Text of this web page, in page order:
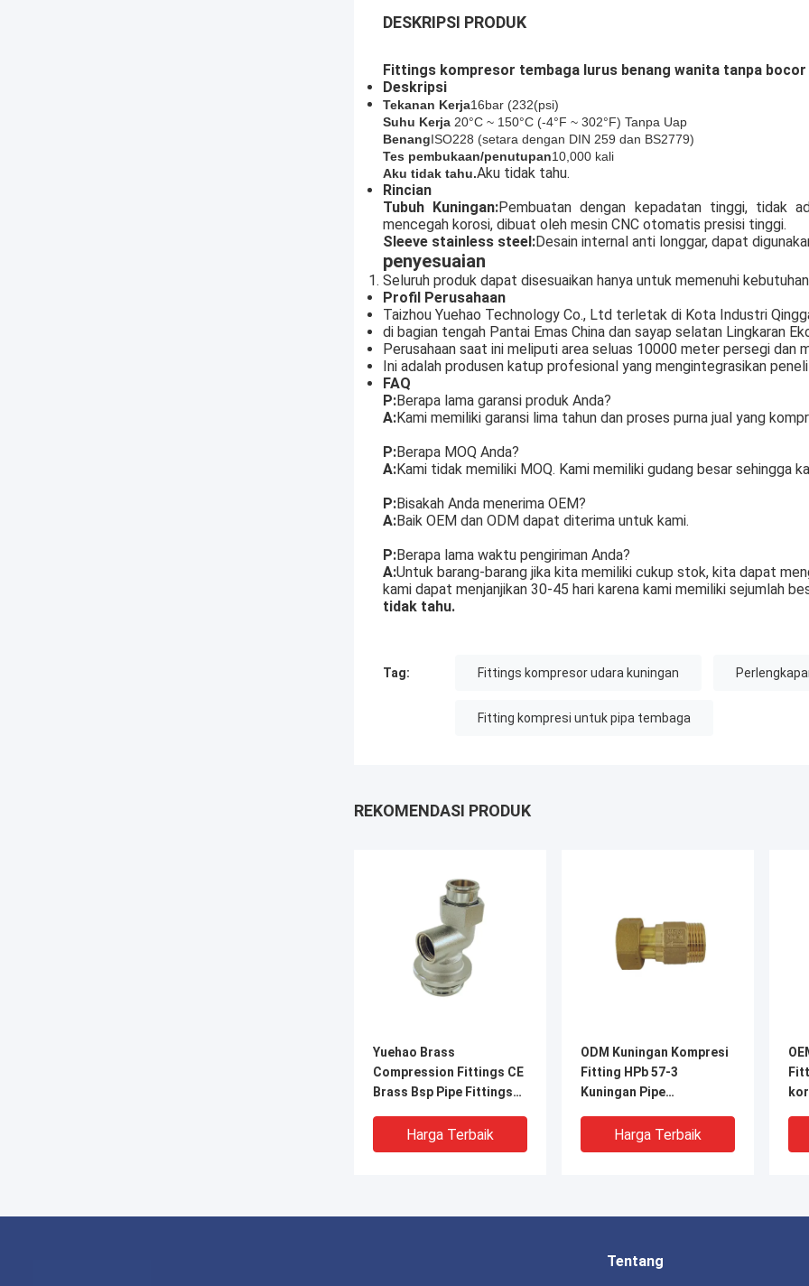
DESKRIPSI PRODUK
Fittings kompresor tembaga lurus benang wanita tanpa bocor
Deskripsi
Tekanan Kerja16bar (232(psi)
Suhu Kerja 20°C ~ 150°C (-4°F ~ 302°F) Tanpa Uap
BenangISO228 (setara dengan DIN 259 dan BS2779)
Tes pembukaan/penutupan10,000 kali
Aku tidak tahu.Aku tidak tahu.
Rincian
Tubuh Kuningan:Pembuatan dengan kepadatan tinggi, tidak
mencegah korosi, dibuat oleh mesin CNC otomatis presisi tinggi.
Sleeve stainless steel:Desain internal anti longgar, dapat
penyesuaian
Seluruh produk dapat disesuaikan hanya untuk memenuhi
Profil Perusahaan
Taizhou Yuehao Technology Co., Ltd terletak di Kota Industri
di bagian tengah Pantai Emas China dan sayap selatan Lingkaran
Perusahaan saat ini meliputi area seluas 10000 meter persegi dan
Ini adalah produsen katup profesional yang mengintegrasikan
FAQ
P:Berapa lama garansi produk Anda?
A:Kami memiliki garansi lima tahun dan proses purna jual yang
P:Berapa MOQ Anda?
A:Kami tidak memiliki MOQ. Kami memiliki gudang besar sehingga
P:Bisakah Anda menerima OEM?
A:Baik OEM dan ODM dapat diterima untuk kami.
P:Berapa lama waktu pengiriman Anda?
A:Untuk barang-barang jika kita memiliki cukup stok, kita dapat
kami dapat menjanjikan 30-45 hari karena kami memiliki sejumlah
tidak tahu.
Tag: Fittings kompresor udara kuningan
Fitting kompresi untuk pipa tembaga
REKOMENDASI PRODUK
Yuehao Brass
Compression Fittings CE
Brass Bsp Pipe Fittings
Harga Terbaik
ODM Kuningan Kompresi
Fitting HPb 57-3
Kuningan Pipe
Harga Terbaik
Tentang